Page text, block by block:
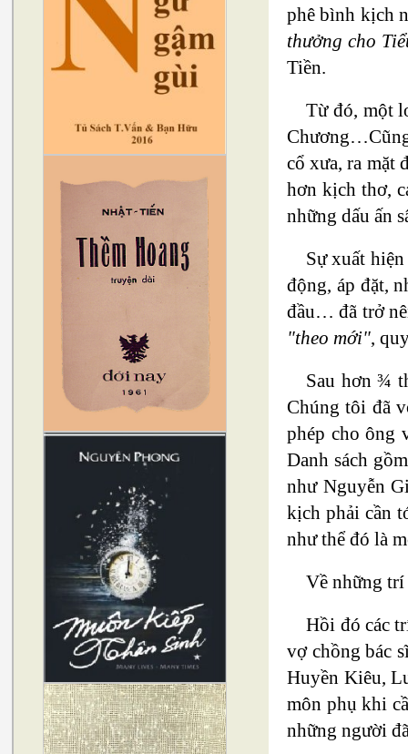
phê bình kịch
thưởng cho
Tiền.
Từ đó, một
cổ xưa, ra
hơn kịch thơ,
những dấu ấn
Sự xuất
động, áp đặt,
đầu… đã trở
"theo mới",
Sau hơn ¾
Chúng tôi đã
phép cho ông
Danh sách
như Nguyễn
kịch phải cần
như thể đó là
Về những
Hồi đó các
vợ chồng bác
Huyền Kiêu,
môn phụ khi
những người